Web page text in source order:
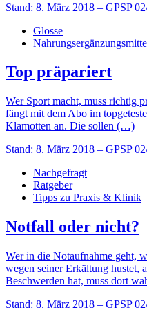
Stand: 8. März 2018 – GPSP
Glosse
Top präpariert
Wer Sport macht, muss richtig
fängt mit dem Abo im
Klamotten an. Die sollen (…)
Stand: 8. März 2018 – GPSP
Nachgefragt
Ratgeber
Tipps zu Praxis & Klinik
Notfall oder nicht?
Wer in die Notaufnahme geht,
wegen seiner Erkältung hustet,
Beschwerden hat, muss dort
Stand: 8. März 2018 – GPSP